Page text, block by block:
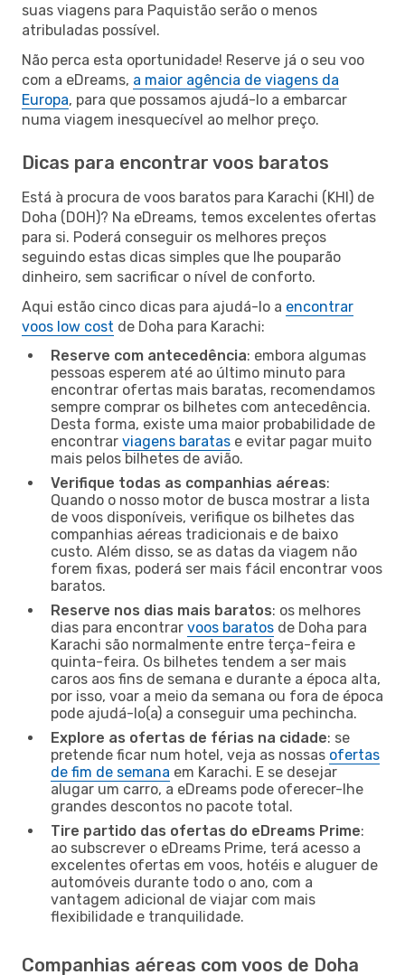
suas viagens para Paquistão serão o menos
atribuladas possível.
Não perca esta oportunidade! Reserve já o seu voo
com a eDreams, a maior agência de viagens da
Europa, para que possamos ajudá-lo a embarcar
numa viagem inesquecível ao melhor preço.
Dicas para encontrar voos baratos
Está à procura de voos baratos para Karachi (KHI) de
Doha (DOH)? Na eDreams, temos excelentes ofertas
para si. Poderá conseguir os melhores preços
seguindo estas dicas simples que lhe pouparão
dinheiro, sem sacrificar o nível de conforto.
Aqui estão cinco dicas para ajudá-lo a encontrar
voos low cost de Doha para Karachi:
Reserve com antecedência: embora algumas
pessoas esperem até ao último minuto para
encontrar ofertas mais baratas, recomendamos
sempre comprar os bilhetes com antecedência.
Desta forma, existe uma maior probabilidade de
encontrar viagens baratas e evitar pagar muito
mais pelos bilhetes de avião.
Verifique todas as companhias aéreas:
Quando o nosso motor de busca mostrar a lista
de voos disponíveis, verifique os bilhetes das
companhias aéreas tradicionais e de baixo
custo. Além disso, se as datas da viagem não
forem fixas, poderá ser mais fácil encontrar voos
baratos.
Reserve nos dias mais baratos: os melhores
dias para encontrar voos baratos de Doha para
Karachi são normalmente entre terça-feira e
quinta-feira. Os bilhetes tendem a ser mais
caros aos fins de semana e durante a época alta,
por isso, voar a meio da semana ou fora de época
pode ajudá-lo(a) a conseguir uma pechincha.
Explore as ofertas de férias na cidade: se
pretende ficar num hotel, veja as nossas ofertas
de fim de semana em Karachi. E se desejar
alugar um carro, a eDreams pode oferecer-lhe
grandes descontos no pacote total.
Tire partido das ofertas do eDreams Prime:
ao subscrever o eDreams Prime, terá acesso a
excelentes ofertas em voos, hotéis e aluguer de
automóveis durante todo o ano, com a
vantagem adicional de viajar com mais
flexibilidade e tranquilidade.
Companhias aéreas com voos de Doha